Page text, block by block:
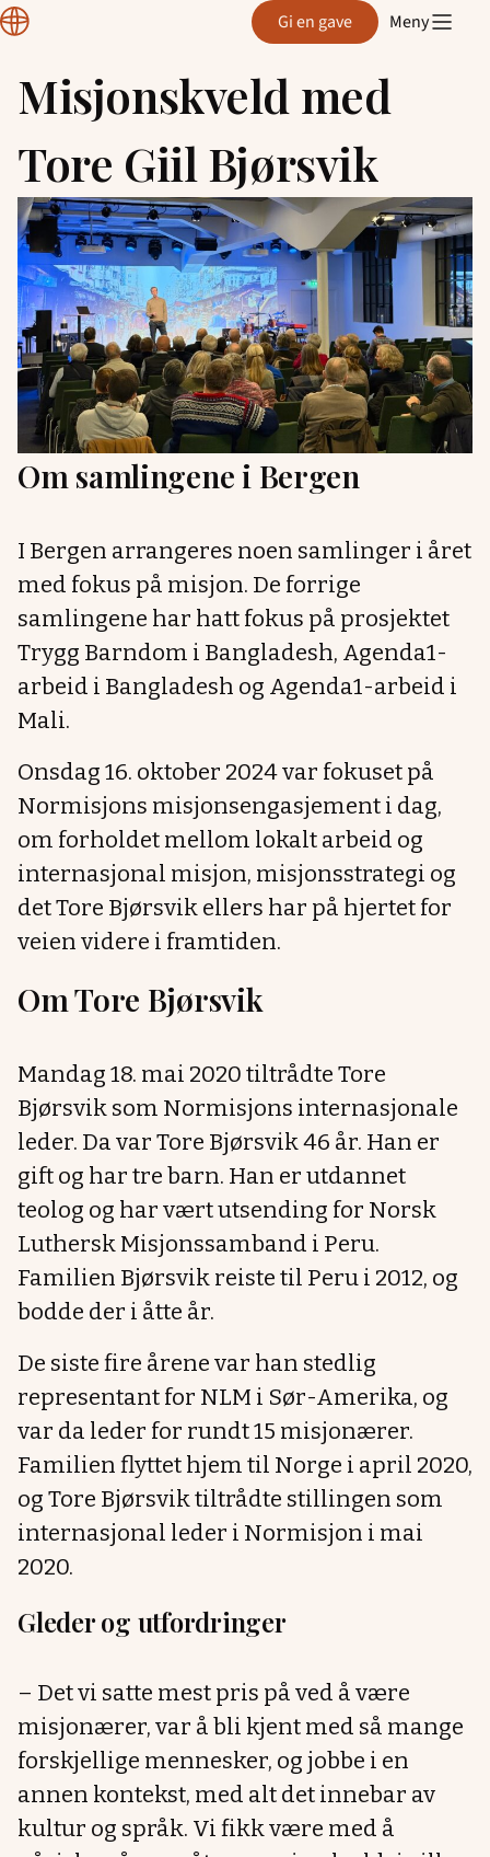
Hopp
innhold
Normisjon
Hordaland
Gi en gave Meny
Misjonskveld med
Tore Giil Bjørsvik
Om samlingene i Bergen
I Bergen arrangeres noen samlinger i året
med fokus på misjon. De forrige
samlingene har hatt fokus på prosjektet
Trygg Barndom i Bangladesh, Agenda1-
arbeid i Bangladesh og Agenda1-arbeid i
Mali.
Onsdag 16. oktober 2024 var fokuset på
Normisjons misjonsengasjement i dag,
om forholdet mellom lokalt arbeid og
internasjonal misjon, misjonsstrategi og
det Tore Bjørsvik ellers har på hjertet for
veien videre i framtiden.
Om Tore Bjørsvik
Mandag 18. mai 2020 tiltrådte Tore
Bjørsvik som Normisjons internasjonale
leder. Da var Tore Bjørsvik 46 år. Han er
gift og har tre barn. Han er utdannet
teolog og har vært utsending for Norsk
Luthersk Misjonssamband i Peru.
Familien Bjørsvik reiste til Peru i 2012, og
bodde der i åtte år.
De siste fire årene var han stedlig
representant for NLM i Sør-Amerika, og
var da leder for rundt 15 misjonærer.
Familien flyttet hjem til Norge i april 2020,
og Tore Bjørsvik tiltrådte stillingen som
internasjonal leder i Normisjon i mai
2020.
Gleder og utfordringer
– Det vi satte mest pris på ved å være
misjonærer, var å bli kjent med så mange
forskjellige mennesker, og jobbe i en
annen kontekst, med alt det innebar av
kultur og språk. Vi fikk være med å